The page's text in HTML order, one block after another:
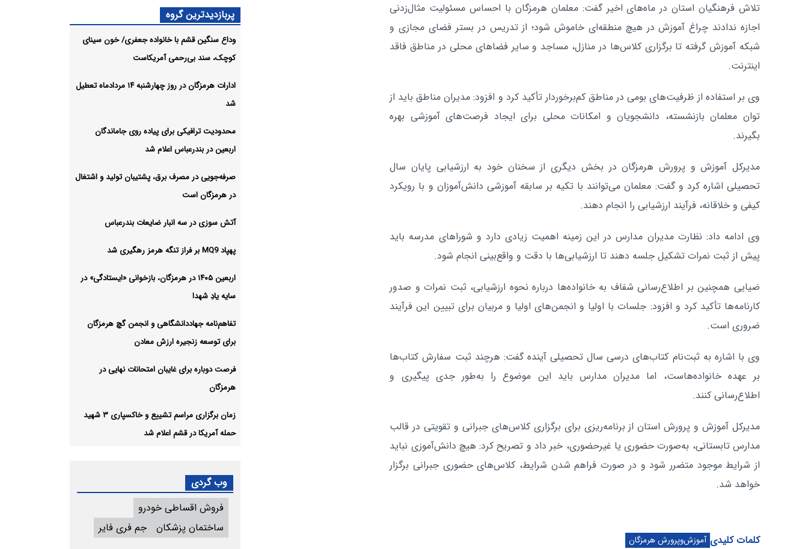
تلاش فرهنگیان استان در ماه‌های اخیر گفت: معلمان هرمزگان با احساس مسئولیت مثال‌زدنی
اجازه ندادند چراغ آموزش در هیچ منطقه‌ای خاموش شود؛ از تدریس در بستر فضای مجازی و
شبکه آموزش گرفته تا برگزاری کلاس‌ها در منازل، مساجد و سایر فضاهای محلی در مناطق فاقد
اینترنت.
وی بر استفاده از ظرفیت‌های بومی در مناطق کم‌برخوردار تأکید کرد و افزود: مدیران مناطق باید از
توان معلمان بازنشسته، دانشجویان و امکانات محلی برای ایجاد فرصت‌های آموزشی بهره
بگیرند.
مدیرکل آموزش و پرورش هرمزگان در بخش دیگری از سخنان خود به ارزشیابی پایان سال
تحصیلی اشاره کرد و گفت: معلمان می‌توانند با تکیه بر سابقه آموزشی دانش‌آموزان و با رویکرد
کیفی و خلاقانه، فرآیند ارزشیابی را انجام دهند.
وی ادامه داد: نظارت مدیران مدارس در این زمینه اهمیت زیادی دارد و شوراهای مدرسه باید
پیش از ثبت نمرات تشکیل جلسه دهند تا ارزشیابی‌ها با دقت و واقع‌بینی انجام شود.
ضیایی همچنین بر اطلاع‌رسانی شفاف به خانواده‌ها درباره نحوه ارزشیابی، ثبت نمرات و صدور
کارنامه‌ها تأکید کرد و افزود: جلسات با اولیا و انجمن‌های اولیا و مربیان برای تبیین این فرآیند
ضروری است.
وی با اشاره به ثبت‌نام کتاب‌های درسی سال تحصیلی آینده گفت: هرچند ثبت سفارش کتاب‌ها
بر عهده خانواده‌هاست، اما مدیران مدارس باید این موضوع را به‌طور جدی پیگیری و
اطلاع‌رسانی کنند.
مدیرکل آموزش و پرورش استان از برنامه‌ریزی برای برگزاری کلاس‌های جبرانی و تقویتی در قالب
مدارس تابستانی، به‌صورت حضوری یا غیرحضوری، خبر داد و تصریح کرد: هیچ دانش‌آموزی نباید
از شرایط موجود متضرر شود و در صورت فراهم شدن شرایط، کلاس‌های حضوری جبرانی برگزار
خواهد شد.
کلمات کلیدی آموزش‌وپرورش هرمزگان
پربازدیدترین گروه
وداع سنگین قشم با خانواده جعفری/ خون سینای
کوچک، سند بی‌رحمی آمریکاست
ادارات هرمزگان در روز چهارشنبه ۱۴ مردادماه تعطیل
شد
محدودیت ترافیکی برای پیاده روی جاماندگان
اربعین در بندرعباس اعلام شد
صرفه‌جویی در مصرف برق، پشتیبان تولید و اشتغال
در هرمزگان است
آتش سوزی در سه انبار ضایعات بندرعباس
پهپاد MQ9 بر فراز تنگه هرمز رهگیری شد
اربعین ۱۴۰۵ در هرمزگان، بازخوانی «ایستادگی» در
سایه یادِ شهدا
تفاهم‌نامه جهاددانشگاهی و انجمن گچ هرمزگان
برای توسعه زنجیره ارزش معادن
فرصت دوباره برای غایبان امتحانات نهایی در
هرمزگان
زمان برگزاری مراسم تشییع و خاکسپاری ۳ شهید
حمله آمریکا در قشم اعلام شد
وب گردی
فروش اقساطی خودرو
ساختمان پزشکان
جم فری فایر